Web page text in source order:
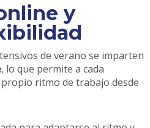
y
de verano se imparten
, lo que permite a cada
ritmo de trabajo desde